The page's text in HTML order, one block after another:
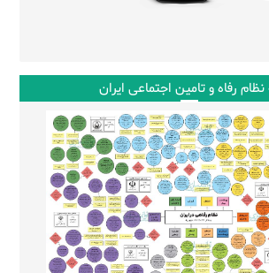
رفاه و تامین اجتماعی ایران